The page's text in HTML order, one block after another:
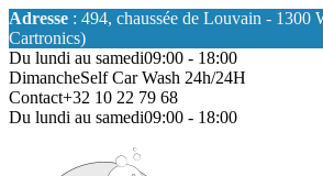
Adresse : 494, chaussée de Louvain - 1300
Cartronics)
Du lundi au samedi09:00 - 18:00
DimancheSelf Car Wash 24h/24H
Contact+32 10 22 79 68
Du lundi au samedi09:00 - 18:00